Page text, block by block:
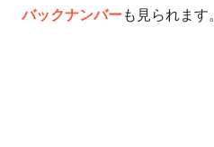
バックナンバーも見られます。